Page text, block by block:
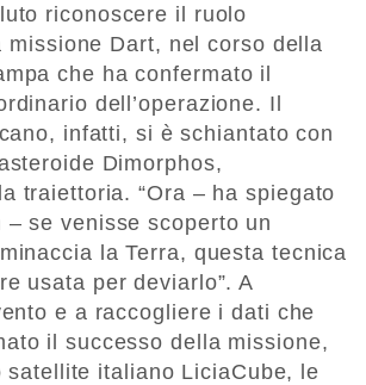
riconoscere il ruolo
missione Dart, nel corso della
che ha confermato il
dell’operazione. Il
infatti, si è schiantato con
Dimorphos,
traiettoria. “Ora – ha spiegato
– se venisse scoperto un
la Terra, questa tecnica
usata per deviarlo”. A
e a raccogliere i dati che
il successo della missione,
satellite italiano LiciaCube, le